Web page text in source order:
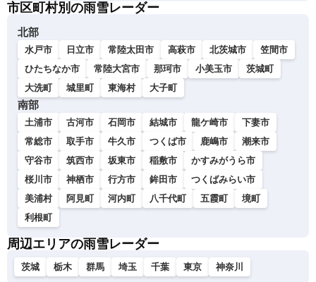
市区町村別の雨雪レーダー
北部
水戸市 日立市 常陸太田市 高萩市 北茨城市
笠間市
ひたちなか市
常陸大宮市 那珂市 小美玉市
茨城町
大洗町
城里町 東海村 大子町
南部
土浦市 古河市 石岡市 結城市 龍ケ崎市
下妻市
常総市
取手市 牛久市 つくば市 鹿嶋市
潮来市
守谷市
筑西市 坂東市 稲敷市
かすみがうら市
桜川市
神栖市 行方市 鉾田市
つくばみらい市
美浦村
阿見町 河内町 八千代町 五霞町
境町
利根町
周辺エリアの雨雪レーダー
茨城 栃木 群馬 埼玉 千葉 東京 神奈川